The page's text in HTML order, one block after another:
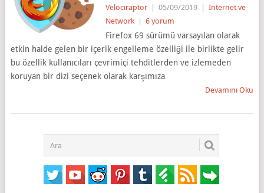
Velociraptor 05/09/2019
Internet ve
Network
6 yorum
Firefox 69 sürümü varsayılan olarak
etkin halde gelen bir içerik engelleme özelliği ile birlikte gelir
bu özellik kullanıcıları çevrimiçi tehditlerden ve izlemeden
koruyan bir dizi seçenek olarak karşımıza
Devamını Oku